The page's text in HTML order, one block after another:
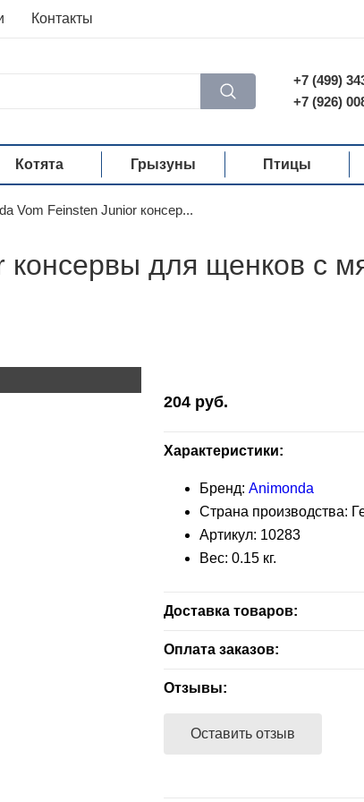
Контакты
+7 (499)
+7 (926)
Котята Грызуны Птицы
Vom Feinsten Junior консер...
консервы для щенков с
204 руб.
Характеристики:
Бренд: Animonda
Страна производства:
Артикул: 10283
Вес: 0.15 кг.
Доставка товаров:
Бесплатная доставка —
доставляются партнерами —
Оплата заказов:
Расчет наличными - при
Расчет безналичный - при
Отзывы:
Оставить отзыв